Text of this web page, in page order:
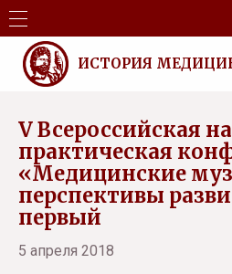
ИСТОРИЯ
V Всероссийская
практическая
«Медицинские
перспективы
первый
5 апреля 2018